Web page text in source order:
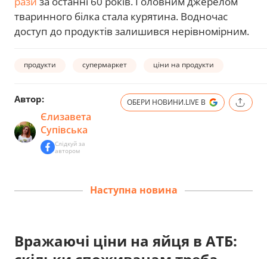
тваринного білка стала курятина. Водночас
доступ до продуктів залишився нерівномірним.
продукти супермаркет ціни на продукти
Автор:
Єлизавета
Супівська
Слідкуй за
автором
ОБЕРИ НОВИНИ.LIVE В
Наступна новина
Вражаючі ціни на яйця в АТБ: